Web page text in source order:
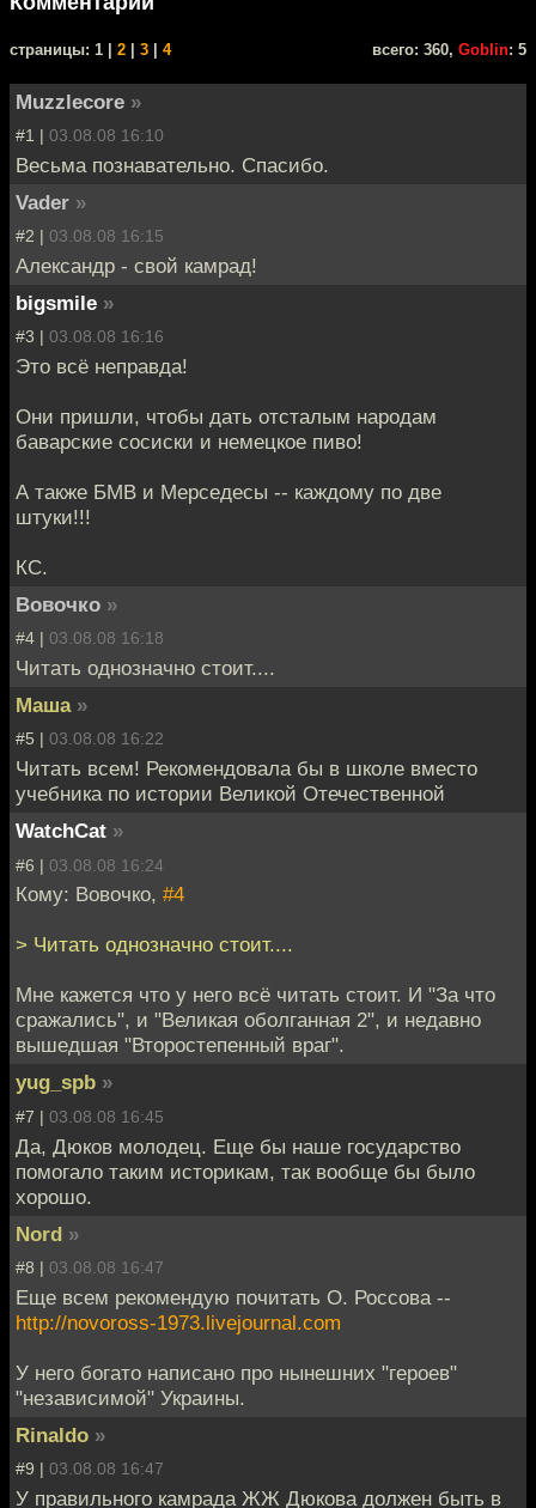
cтраницы: 1 | 2 3 4 всего: 360, Goblin: 5
Muzzlecore »
#1 | 03.08.08 16:10
Весьма познавательно. Спасибо.
Vader »
#2 | 03.08.08 16:15
Александр - свой камрад!
bigsmile »
#3 | 03.08.08 16:16
Это всё неправда!
Они пришли, чтобы дать отсталым народам
баварские сосиски и немецкое пиво!
А также БМВ и Мерседесы -- каждому по две
штуки!!!
КС.
Вовочко »
#4 | 03.08.08 16:18
Читать однозначно стоит....
Маша »
#5 | 03.08.08 16:22
Читать всем! Рекомендовала бы в школе вместо
учебника по истории Великой Отечественной
WatchCat »
#6 | 03.08.08 16:24
Кому: Вовочко, #4
> Читать однозначно стоит....
Мне кажется что у него всё читать стоит. И "За что
сражались", и "Великая оболганная 2", и недавно
вышедшая "Второстепенный враг".
yug_spb »
#7 | 03.08.08 16:45
Да, Дюков молодец. Еще бы наше государство
помогало таким историкам, так вообще бы было
хорошо.
Nord »
#8 | 03.08.08 16:47
Еще всем рекомендую почитать О. Россова --
http://novoross-1973.livejournal.com
У него богато написано про нынешних "героев"
"независимой" Украины.
Rinaldo »
#9 | 03.08.08 16:47
У правильного камрада ЖЖ Дюкова должен быть в